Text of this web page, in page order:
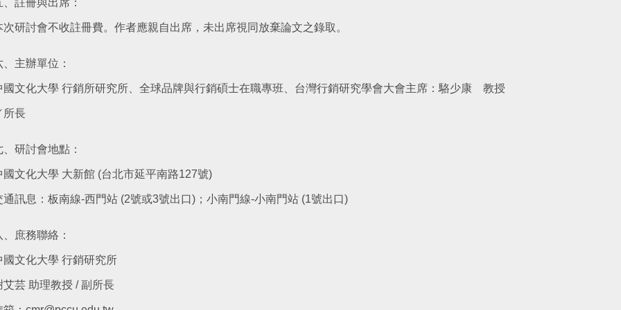
、註冊與出席：
次研討會不收註冊費。作者應親自出席，未出席視同放棄論文之錄取。
、主辦單位：
國文化大學 行銷所研究所、全球品牌與行銷碩士在職專班、台灣行銷研究學會大會主席：駱少康 教授
所長
、研討會地點：
國文化大學 大新館 (台北市延平南路127號)
通訊息：板南線-西門站 (2號或3號出口)；小南門線-小南門站 (1號出口)
、庶務聯絡：
國文化大學 行銷研究所
艾芸 助理教授 / 副所長